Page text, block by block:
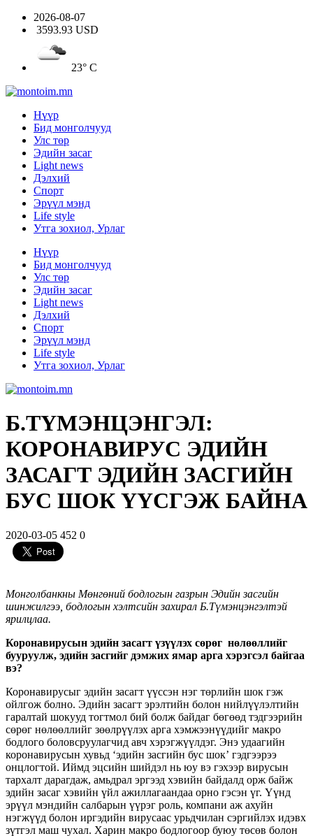
2026-08-07
3593.93 USD
23° C
Нүүр
Бид монголчууд
Улс төр
Эдийн засаг
Light news
Дэлхий
Спорт
Эрүүл мэнд
Life style
Утга зохиол, Урлаг
Нүүр
Бид монголчууд
Улс төр
Эдийн засаг
Light news
Дэлхий
Спорт
Эрүүл мэнд
Life style
Утга зохиол, Урлаг
Б.ТҮМЭНЦЭНГЭЛ:
КОРОНАВИРУС ЭДИЙН
ЗАСАГТ ЭДИЙН ЗАСГИЙН
БУС ШОК ҮҮСГЭЖ БАЙНА
2020-03-05 452 0
Монголбанкны Мөнгөний бодлогын газрын Эдийн засгийн
шинжилгээ, бодлогын хэлтсийн захирал Б.Түмэнцэнгэлтэй
ярилцлаа.
Коронавирусын эдийн засагт үзүүлэх сөрөг нөлөөллийг
бууруулж, эдийн засгийг дэмжих ямар арга хэрэгсэл байгаа
вэ?
Коронавирусыг эдийн засагт үүссэн нэг төрлийн шок гэж
ойлгож болно. Эдийн засагт эрэлтийн болон нийлүүлэлтийн
гаралтай шокууд тогтмол бий болж байдаг бөгөөд тэдгээрийн
сөрөг нөлөөллийг зөөлрүүлэх арга хэмжээнүүдийг макро
бодлого боловсруулагчид авч хэрэгжүүлдэг. Энэ удаагийн
коронавирусын хувьд ‘эдийн засгийн бус шок’ гэдгээрээ
онцлогтой. Иймд эцсийн шийдэл нь юу вэ гэхээр вирусын
тархалт дарагдаж, амьдрал эргээд хэвийн байдалд орж байж
эдийн засаг хэвийн үйл ажиллагаандаа орно гэсэн үг. Үүнд
эрүүл мэндийн салбарын үүрэг роль, компани аж ахуйн
нэгжүүд болон иргэдийн вирусаас урьдчилан сэргийлэх идэвх
зүтгэл маш чухал. Харин макро бодлогоор буюу төсөв болон